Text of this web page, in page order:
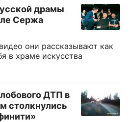
драмы
Сержа
они рассказывают как
в храме искусства
ДТП в
столкнулись